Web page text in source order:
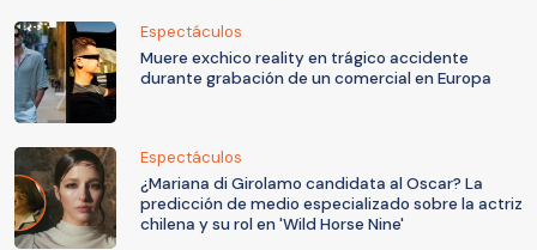
Espectáculos
Muere exchico reality en trágico accidente
durante grabación de un comercial en Europa
Espectáculos
¿Mariana di Girolamo candidata al Oscar? La
predicción de medio especializado sobre la actriz
chilena y su rol en 'Wild Horse Nine'